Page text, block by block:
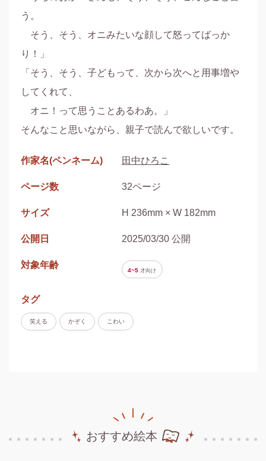
う。
そう、そう、オニみたいな顔して怒ってばっか
り！」
「そう、そう、子どもって、次から次へと用事増や
してくれて、
オニ！って思うことあるわあ。」
そんなこと思いながら、親子で読んで欲しいです。
作家名(ペンネーム) 田中ひろこ
ページ数 32ページ
サイズ H 236mm × W 182mm
公開日 2025/03/30 公開
対象年齢
4~5 才向け
タグ
笑える かぞく こわい
おすすめ絵本